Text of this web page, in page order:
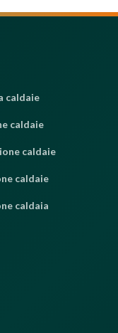
caldaie
caldaie
caldaie
caldaie
caldaia